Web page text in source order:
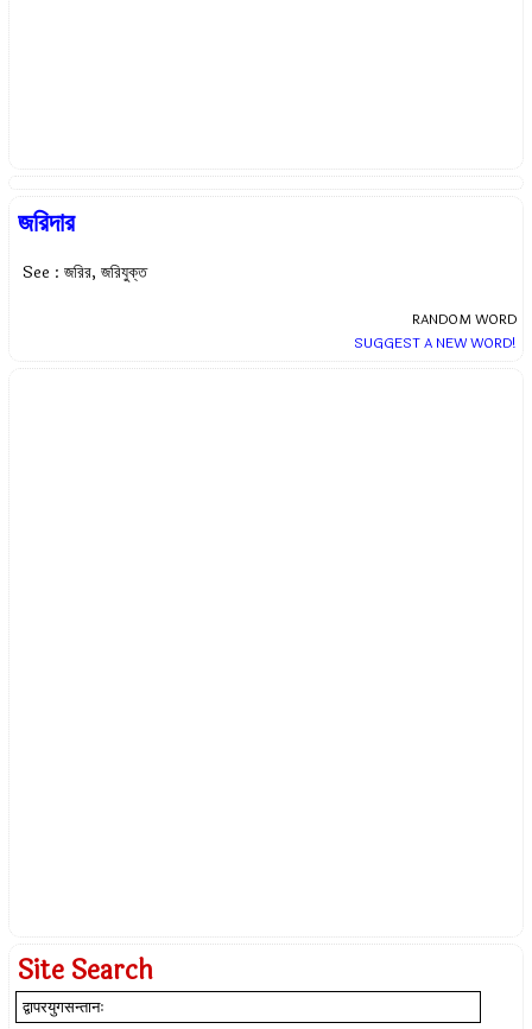
জরিদার
See : জরির, জরিযুক্ত
RANDOM WORD
SUGGEST A NEW WORD!
Site Search